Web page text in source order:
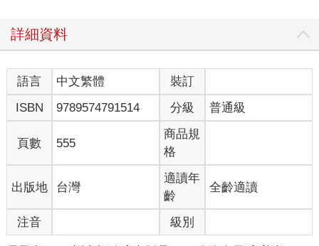
詳細資料
語言 中文繁體
裝訂
ISBN
9789574791514 分級 普通級
頁數 555
商品規
格
出版地 台灣
適讀年
齡
全齡適讀
注音 級別